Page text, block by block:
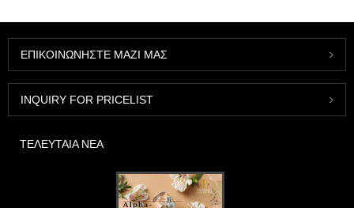
ΕΠΙΚΟΙΝΩΝΉΣΤΕ ΜΑΖΊ ΜΑΣ
INQUIRY FOR PRICELIST
ΤΕΛΕΥΤΑΊΑ ΝΈΑ